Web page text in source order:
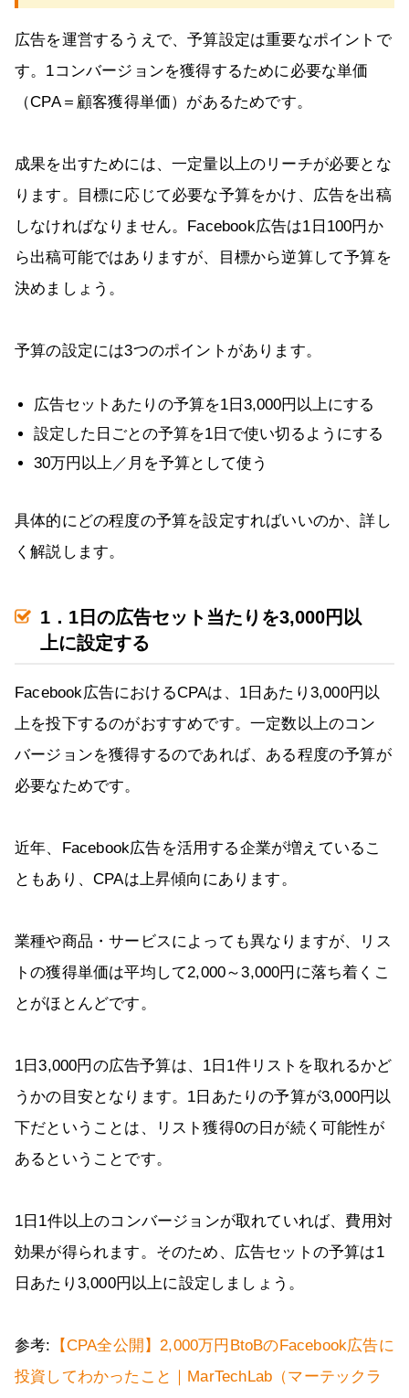
広告を運営するうえで、予算設定は重要なポイントで
す。1コンバージョンを獲得するために必要な単価
（CPA＝顧客獲得単価）があるためです。
成果を出すためには、一定量以上のリーチが必要とな
ります。目標に応じて必要な予算をかけ、広告を出稿
しなければなりません。Facebook広告は1日100円か
ら出稿可能ではありますが、目標から逆算して予算を
決めましょう。
予算の設定には3つのポイントがあります。
広告セットあたりの予算を1日3,000円以上にする
設定した日ごとの予算を1日で使い切るようにする
30万円以上／月を予算として使う
具体的にどの程度の予算を設定すればいいのか、詳し
く解説します。
1．1日の広告セット当たりを3,000円以
上に設定する
Facebook広告におけるCPAは、1日あたり3,000円以
上を投下するのがおすすめです。一定数以上のコン
バージョンを獲得するのであれば、ある程度の予算が
必要なためです。
近年、Facebook広告を活用する企業が増えているこ
ともあり、CPAは上昇傾向にあります。
業種や商品・サービスによっても異なりますが、リス
トの獲得単価は平均して2,000～3,000円に落ち着くこ
とがほとんどです。
1日3,000円の広告予算は、1日1件リストを取れるかど
うかの目安となります。1日あたりの予算が3,000円以
下だということは、リスト獲得0の日が続く可能性が
あるということです。
1日1件以上のコンバージョンが取れていれば、費用対
効果が得られます。そのため、広告セットの予算は1
日あたり3,000円以上に設定しましょう。
参考: 【CPA全公開】2,000万円BtoBのFacebook広告に
投資してわかったこと｜MarTechLab（マーテックラ